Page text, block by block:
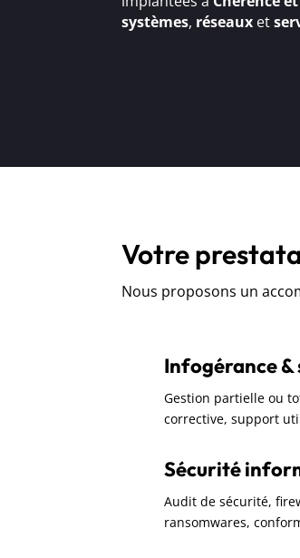
systèmes, réseaux et
Votre
Nous proposons un
Infogérance
Gestion partielle ou
corrective, support
Sécurité
Audit de sécurité,
ransomwares,